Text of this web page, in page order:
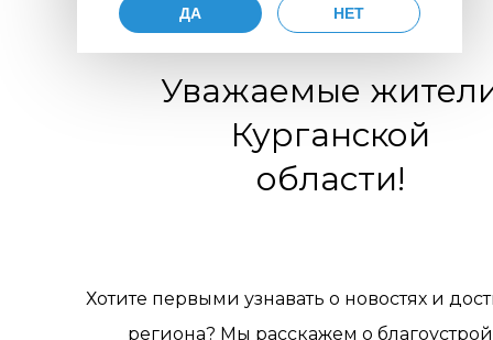
ДА НЕТ
Уважаемые
Курганской
области!
Хотите первыми узнавать о новостях и
региона? Мы расскажем о
Нажимая
по
Цели
1.